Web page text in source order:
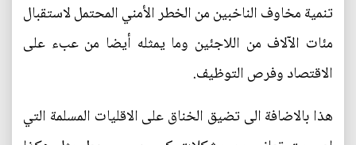
تنمية مخاوف الناخبين من الخطر الأمني المحتمل لاستقبال
مئات الآلاف من اللاجئين وما يمثله أيضا من عبء على
الاقتصاد وفرص التوظيف.
هذا بالاضافة الى تضيق الخناق على الاقليات المسلمة التي